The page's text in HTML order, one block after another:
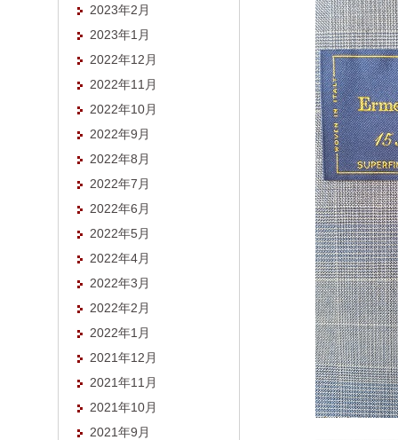
2023年2月
2023年1月
2022年12月
2022年11月
2022年10月
2022年9月
2022年8月
2022年7月
2022年6月
2022年5月
2022年4月
2022年3月
2022年2月
2022年1月
2021年12月
2021年11月
2021年10月
2021年9月